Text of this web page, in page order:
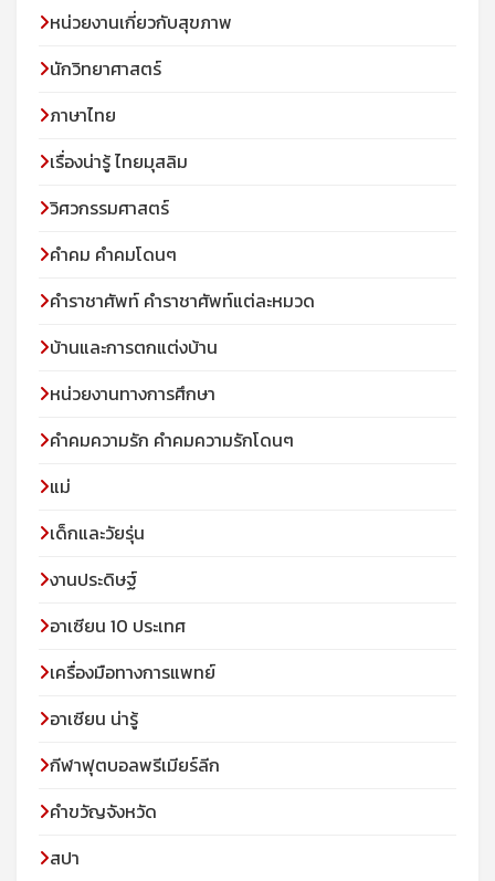
หน่วยงานเกี่ยวกับสุขภาพ
นักวิทยาศาสตร์
ภาษาไทย
เรื่องน่ารู้ ไทยมุสลิม
วิศวกรรมศาสตร์
คำคม คำคมโดนๆ
คำราชาศัพท์ คำราชาศัพท์แต่ละหมวด
บ้านและการตกแต่งบ้าน
หน่วยงานทางการศึกษา
คำคมความรัก คำคมความรักโดนๆ
แม่
เด็กและวัยรุ่น
งานประดิษฐ์
อาเซียน 10 ประเทศ
เครื่องมือทางการแพทย์
อาเซียน น่ารู้
กีฬาฟุตบอลพรีเมียร์ลีก
คำขวัญจังหวัด
สปา